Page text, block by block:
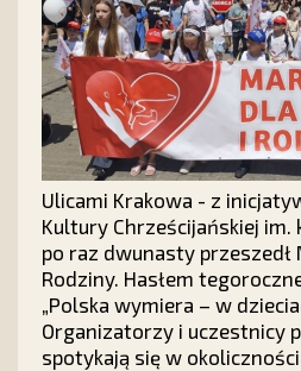
Ulicami Krakowa - z
Kultury Chrześcijańskiej im.
po raz dwunasty przeszedł
Rodziny. Hasłem
„Polska wymiera – w
Organizatorzy i uczestnicy
spotykają się w